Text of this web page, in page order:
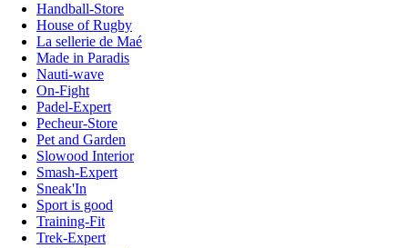
Handball-Store
House of Rugby
La sellerie de Maé
Made in Paradis
Nauti-wave
On-Fight
Padel-Expert
Pecheur-Store
Pet and Garden
Slowood Interior
Smash-Expert
Sneak'In
Sport is good
Training-Fit
Trek-Expert